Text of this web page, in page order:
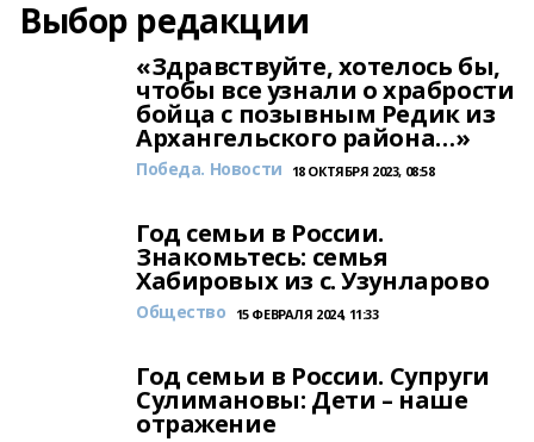
Выбор редакции
«Здравствуйте, хотелось бы,
чтобы все узнали о храбрости
бойца с позывным Редик из
Архангельского района…»
Победа. Новости 18 ОКТЯБРЯ 2023, 08:58
Год семьи в России.
Знакомьтесь: семья
Хабировых из с. Узунларово
Общество 15 ФЕВРАЛЯ 2024, 11:33
Год семьи в России. Супруги
Сулимановы: Дети – наше
отражение